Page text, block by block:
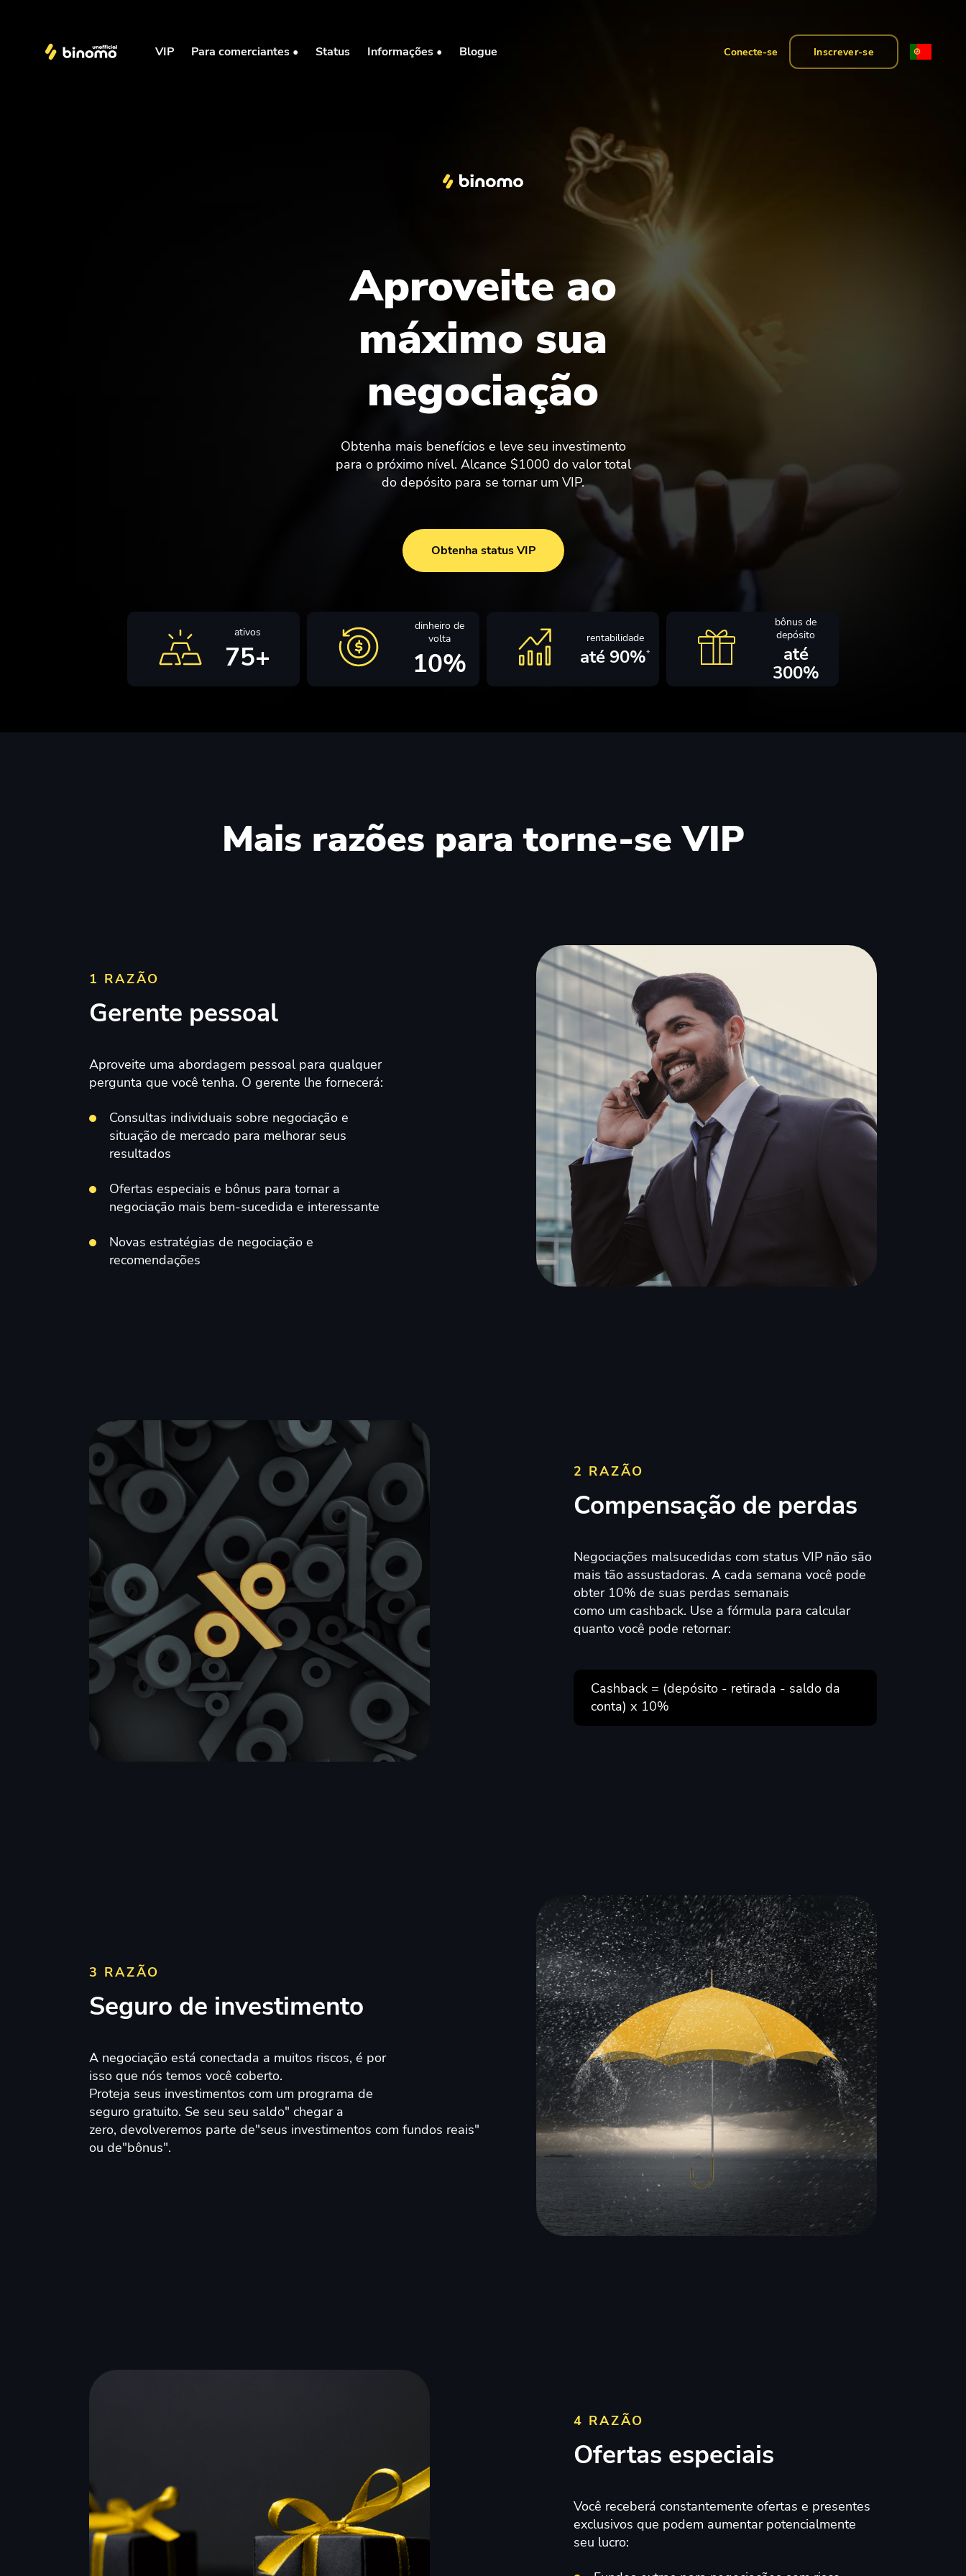
VIP Para comerciantes • Status Informações • Blogue Conecte-se Inscrever-se
Aproveite ao
máximo sua
negociação
Obtenha mais benefícios e leve seu investimento
para o próximo nível. Alcance $1000 do valor total
do depósito para se tornar um VIP.
Obtenha status VIP
ativos
75+
dinheiro de
volta
10%
rentabilidade
até 90%*
bônus de
depósito
até
300%
Mais razões para torne-se VIP
1 RAZÃO
Gerente pessoal
Aproveite uma abordagem pessoal para qualquer
pergunta que você tenha. O gerente lhe fornecerá:
Consultas individuais sobre negociação e
situação de mercado para melhorar seus
resultados
Ofertas especiais e bônus para tornar a
negociação mais bem-sucedida e interessante
Novas estratégias de negociação e
recomendações
2 RAZÃO
Compensação de perdas
Negociações malsucedidas com status VIP não são
mais tão assustadoras. A cada semana você pode
obter 10% de suas perdas semanais
como um cashback. Use a fórmula para calcular
quanto você pode retornar:
Cashback = (depósito - retirada - saldo da
conta) х 10%
3 RAZÃO
Seguro de investimento
A negociação está conectada a muitos riscos, é por
isso que nós temos você coberto.
Proteja seus investimentos com um programa de
seguro gratuito. Se seu seu saldo" chegar a
zero, devolveremos parte de"seus investimentos com fundos reais"
ou de"bônus".
4 RAZÃO
Ofertas especiais
Você receberá constantemente ofertas e presentes
exclusivos que podem aumentar potencialmente
seu lucro: